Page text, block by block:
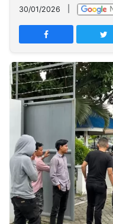
PT
TREETAN
MULTIMEDIA
INDONESIA
Partner
Insight
NTB
Suara
Time
Lens
IDN
Daily
Jogja
Jalan
Rakyat
Idealita
News
Kita
Notice
Radar
Baru
Seedbacklink
Follow
Kabarbaru
30/01/2026